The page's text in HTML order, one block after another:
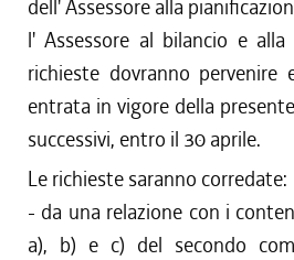
dell' Assessore alla
l' Assessore al bilancio e alla
richieste dovranno
entrata in vigore della
successivi, entro il 30 aprile.
Le richieste saranno corredate:
- da una relazione con i
a), b) e c) del secondo